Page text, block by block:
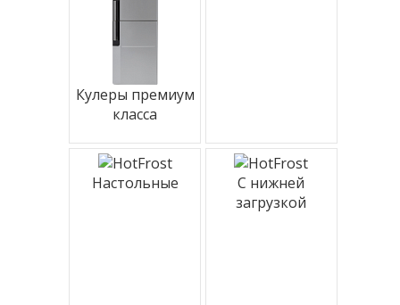
Кулеры премиум
класса
Настольные
С нижней
загрузкой